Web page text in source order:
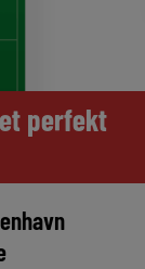
perfekt